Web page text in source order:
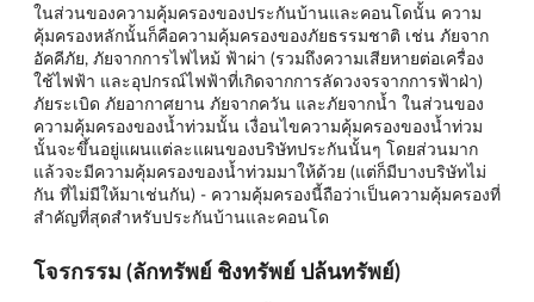
ในส่วนของความคุ้มครองของประกันบ้านและคอนโดนั้น ความ
คุ้มครองหลักนั้นก็คือความคุ้มครองของภัยธรรมชาติ เช่น ภัยจาก
อัคคีภัย, ภัยจากการไฟไหม้ ฟ้าผ่า (รวมถึงความเสียหายต่อเครื่อง
ใช้ไฟฟ้า และอุปกรณ์ไฟฟ้าที่เกิดจากการลัดวงจรจากการฟ้าฝ่า)
ภัยระเบิด ภัยอากาศยาน ภัยจากควัน และภัยจากน้ำ ในส่วนของ
ความคุ้มครองของน้ำท่วมนั้น เงื่อนไขความคุ้มครองของน้ำท่วม
นั้นจะขึ้นอยู่แผนแต่ละแผนของบริษัทประกันนั้นๆ โดยส่วนมาก
แล้วจะมีความคุ้มครองของน้ำท่วมมาให้ด้วย (แต่ก็มีบางบริษัทไม่
กัน ที่ไม่มีให้มาเช่นกัน) - ความคุ้มครองนี้ถือว่าเป็นความคุ้มครองที่
สำคัญที่สุดสำหรับประกันบ้านและคอนโด
โจรกรรม (ลักทรัพย์ ชิงทรัพย์ ปล้นทรัพย์)